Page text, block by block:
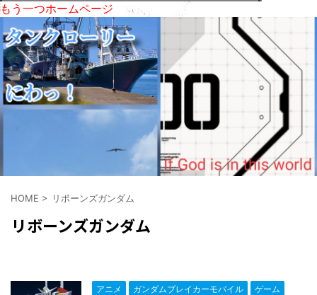
もう一つホームページ
HOME > リボーンズガンダム
リボーンズガンダム
アニメ ガンダムブレイカーモバイル ゲーム